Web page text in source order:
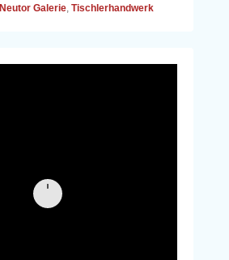
Neutor Galerie, Tischlerhandwerk